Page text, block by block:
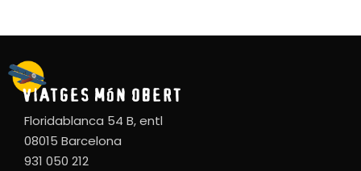
Floridablanca 54 B, entl
08015 Barcelona
931 050 212